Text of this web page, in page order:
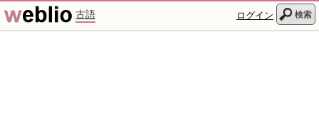
古語 ログイン 検索